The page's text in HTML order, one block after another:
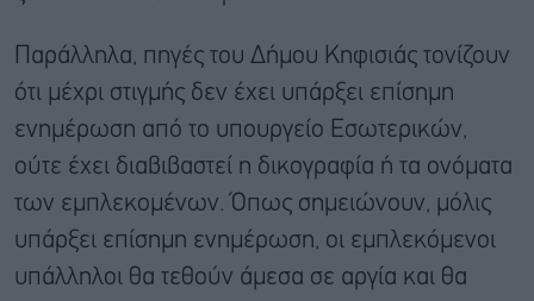
Παράλληλα, πηγές του Δήμου Κηφισιάς τονίζουν
ότι μέχρι στιγμής δεν έχει υπάρξει επίσημη
ενημέρωση από το υπουργείο Εσωτερικών,
ούτε έχει διαβιβαστεί η δικογραφία ή τα ονόματα
των εμπλεκομένων. Όπως σημειώνουν, μόλις
υπάρξει επίσημη ενημέρωση, οι εμπλεκόμενοι
υπάλληλοι θα τεθούν άμεσα σε αργία και θα